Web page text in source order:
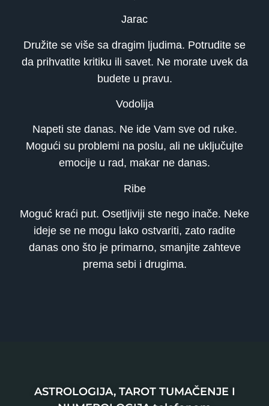
Jarac
Družite se više sa dragim ljudima. Potrudite se
da prihvatite kritiku ili savet. Ne morate uvek da
budete u pravu.
Vodolija
Napeti ste danas. Ne ide Vam sve od ruke.
Mogući su problemi na poslu, ali ne uključujte
emocije u rad, makar ne danas.
Ribe
Moguć kraći put. Osetljiviji ste nego inače. Neke
ideje se ne mogu lako ostvariti, zato radite
danas ono što je primarno, smanjite zahteve
prema sebi i drugima.
ASTROLOGIJA, TAROT TUMAČENJE I